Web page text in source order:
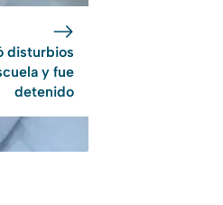
disturbios
y fue
detenido